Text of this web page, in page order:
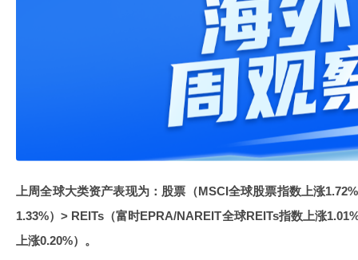
上周全球大类资产表现为：股票（MSCI全球股票指数上涨
1.33%）> REITs（富时EPRA/NAREIT全球REITs指数上涨
上涨0.20%）。